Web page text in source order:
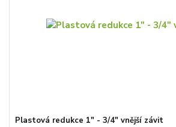
Plastová redukce 1" - 3/4" vnější závit